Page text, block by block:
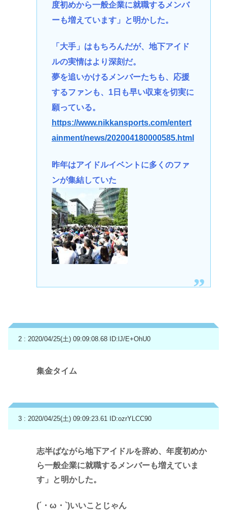
度初めから一般企業に就職するメンバ
ーも増えています」と明かした。
「大手」はもちろんだが、地下アイド
ルの実情はより深刻だ。
夢を追いかけるメンバーたちも、応援
するファンも、1日も早い収束を切実に
願っている。
https://www.nikkansports.com/entert
ainment/news/202004180000585.html
昨年はアイドルイベントに多くのファ
ンが集結していた
2 : 2020/04/25(土) 09:09:08.68 ID:lJ/E+OhU0
集金タイム
3 : 2020/04/25(土) 09:09:23.61 ID:ozrYLCC90
志半ばながら地下アイドルを辞め、年度初めか
ら一般企業に就職するメンバーも増えていま
す」と明かした。
(´・ω・`)いいことじゃん